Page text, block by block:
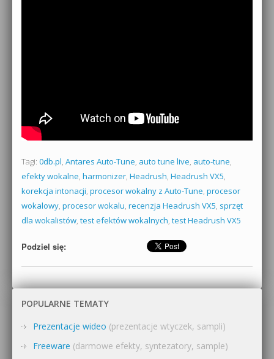
Tagi: 0db.pl, Antares Auto-Tune, auto tune live, auto-tune,
efekty wokalne, harmonizer, Headrush, Headrush VX5,
korekcja intonacji, procesor wokalny z Auto-Tune, procesor
wokalowy, procesor wokalu, recenzja Headrush VX5, sprzęt
dla wokalistów, test efektów wokalnych, test Headrush VX5
Podziel się:
POPULARNE TEMATY
Prezentacje wideo (prezentacje wtyczek, sampli)
Freeware (darmowe efekty, syntezatory, sample)